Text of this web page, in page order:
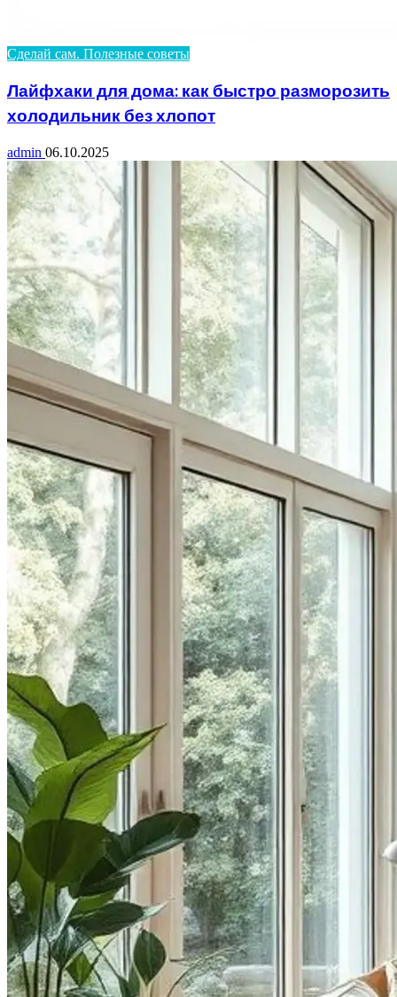
Сделай сам. Полезные советы
Лайфхаки для дома: как быстро разморозить
холодильник без хлопот
admin 06.10.2025